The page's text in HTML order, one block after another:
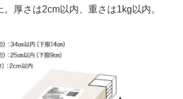
。厚さは2cm以内、重さは1kg以内。